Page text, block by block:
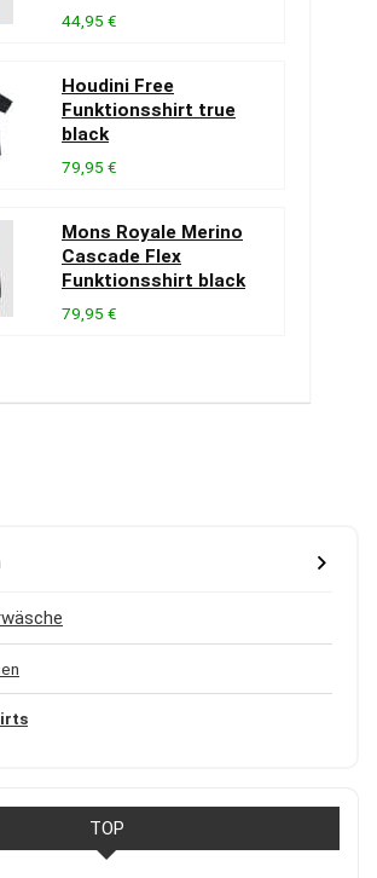
44,95 €
Houdini Free
Funktionsshirt true
black
79,95 €
Mons Royale Merino
Cascade Flex
Funktionsshirt black
79,95 €
TOP